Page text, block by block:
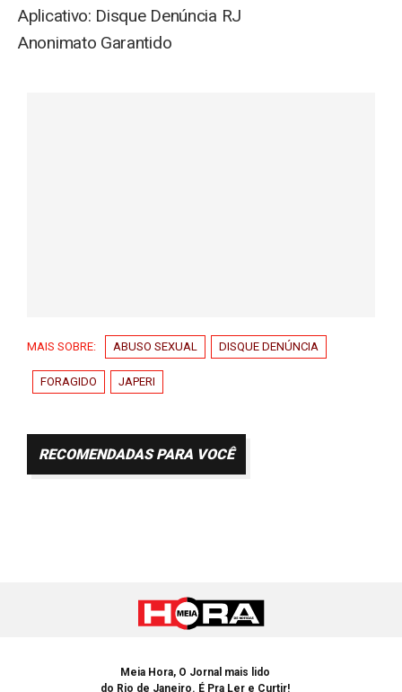
Aplicativo: Disque Denúncia RJ
Anonimato Garantido
MAIS SOBRE: ABUSO SEXUAL DISQUE DENÚNCIA
FORAGIDO JAPERI
RECOMENDADAS PARA VOCÊ
Meia Hora, O Jornal mais lido
do Rio de Janeiro. É Pra Ler e Curtir!